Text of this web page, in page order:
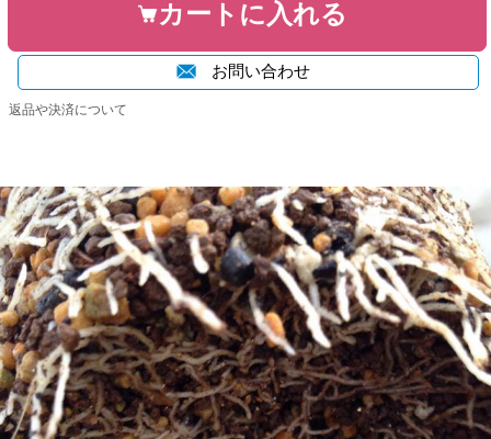
カートに入れる
お問い合わせ
返品や決済について